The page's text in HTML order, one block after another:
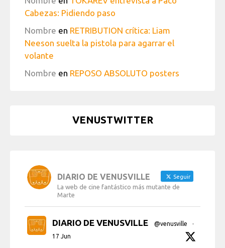
Cabezas: Pidiendo paso
Nombre en RETRIBUTION crítica: Liam
Neeson suelta la pistola para agarrar el
volante
Nombre en REPOSO ABSOLUTO posters
VENUSTWITTER
DIARIO DE VENUSVILLE Seguir
La web de cine fantástico más mutante de
Marte
DIARIO DE VENUSVILLE @venusville
·
17 Jun